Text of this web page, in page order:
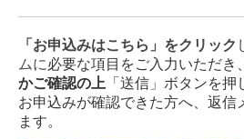
「お申込みはこちら」をクリック
ムに必要な項目をご入力いただき、
かご確認の上 「送信」ボタンを押
お申込みが確認できた方へ、返信
ます。